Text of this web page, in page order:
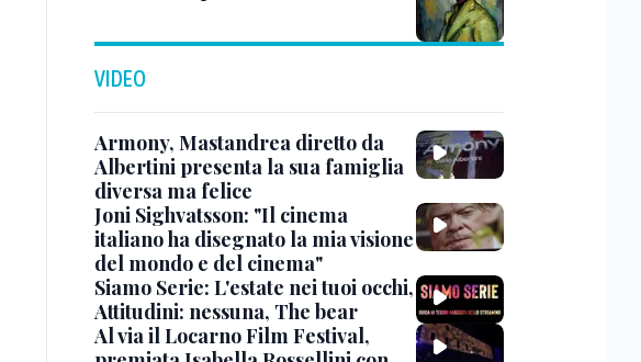
VIDEO
Armony, Mastandrea diretto da
Albertini presenta la sua famiglia
diversa ma felice
Joni Sighvatsson: "Il cinema
italiano ha disegnato la mia visione
del mondo e del cinema"
Siamo Serie: L'estate nei tuoi occhi,
Attitudini: nessuna, The bear
Al via il Locarno Film Festival,